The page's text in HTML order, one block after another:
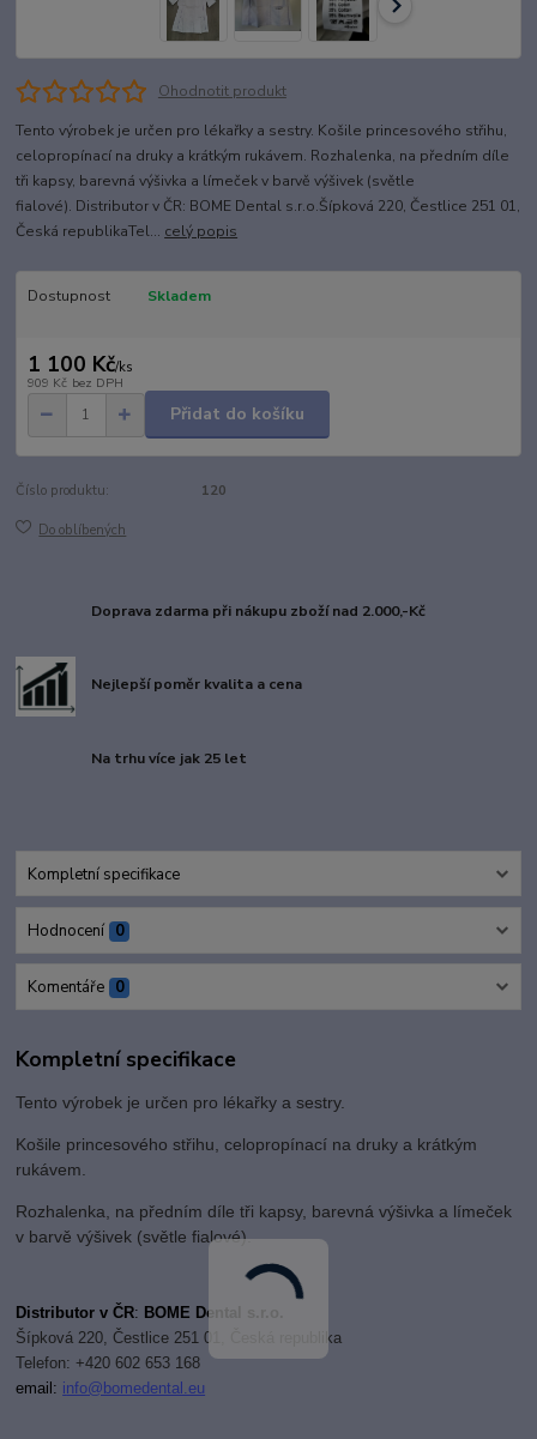
Ohodnotit produkt
Tento výrobek je určen pro lékařky a sestry. Košile princesového střihu,
celopropínací na druky a krátkým rukávem. Rozhalenka, na předním díle
tři kapsy, barevná výšivka a límeček v barvě výšivek (světle
fialové). Distributor v ČR: BOME Dental s.r.o.Šípková 220, Čestlice 251 01,
Česká republikaTel... celý popis
Dostupnost Skladem
1 100 Kč/ks
909 Kč bez DPH
Přidat do košíku
Číslo produktu: 120
Do oblíbených
Doprava zdarma při nákupu zboží nad 2.000,-Kč
Nejlepší poměr kvalita a cena
Na trhu více jak 25 let
Kompletní specifikace
Hodnocení 0
Komentáře 0
Kompletní specifikace
Tento výrobek je určen pro lékařky a sestry.
Košile princesového střihu, celopropínací na druky a krátkým
rukávem.
Rozhalenka, na předním díle tři kapsy, barevná výšivka a límeček
v barvě výšivek (světle fialové).
Distributor v ČR: BOME Dental s.r.o.
Šípková 220, Čestlice 251 01, Česká republika
Telefon: +420 602 653 168
email: info@bomedental.eu